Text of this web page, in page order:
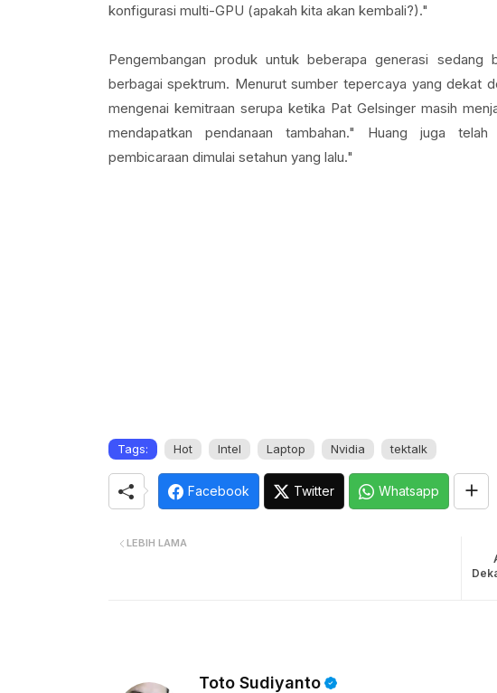
konfigurasi multi-GPU (apakah kita akan kembali?)."
Pengembangan produk untuk beberapa generasi sedang
berbagai spektrum. Menurut sumber tepercaya yang dekat
mengenai kemitraan serupa ketika Pat Gelsinger masih
mendapatkan pendanaan tambahan." Huang juga
pembicaraan dimulai setahun yang lalu."
Tags: Hot Intel Laptop Nvidia tektalk
Facebook Twitter Whatsapp
LEBIH LAMA
Toto Sudiyanto